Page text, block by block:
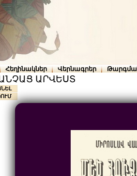
Հեղինակներ Վերնագրեր
ԱՐՎԵՍՏ